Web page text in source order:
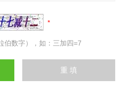
伯数字），如：三加四=7